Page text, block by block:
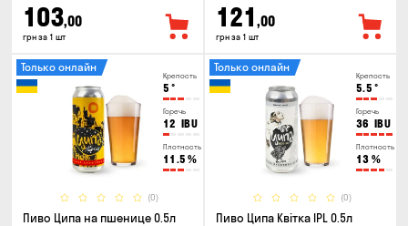
103,00
грн за 1 шт
121 ,00
грн за 1 шт
Крепость
5 °
Горечь
12 IBU
Плотность
11.5 %
(0)
Только онлайн
Пиво Ципа на пшенице 0.5л
Крепость
5.5 °
Горечь
36 IBU
Плотность
13 %
(0)
Только онлайн
Пиво Ципа Квітка IPL 0.5л